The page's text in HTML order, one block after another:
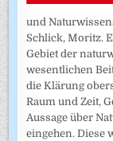
und
Schlick, Moritz.
Gebiet der
wesentlichen
die Klärung
Raum und Zeit,
Aussage über
eingehen. Diese